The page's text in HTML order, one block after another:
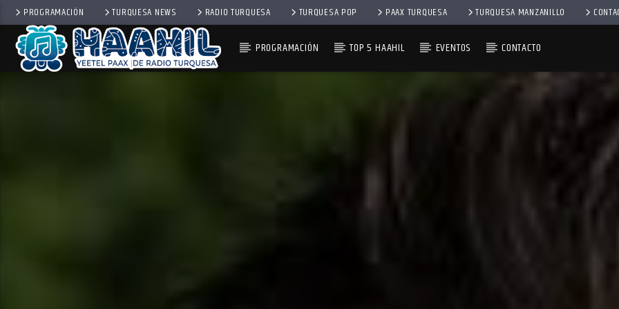
PROGRAMACIÓN TURQUESA NEWS RADIO TURQUESA TURQUESA POP PAAX TURQUESA TURQUESA MANZANILLO
PROGRAMACIÓN TOP 5 HAAHIL EVENTOS CONTACTO